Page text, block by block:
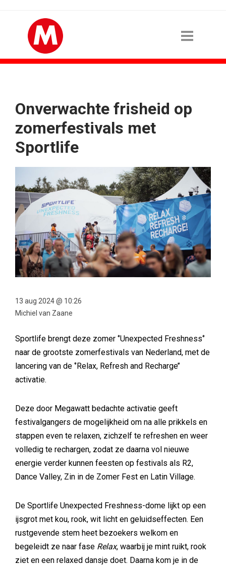
Onverwachte frisheid op
zomerfestivals met
Sportlife
13 aug 2024 @ 10:26
Michiel van Zaane
Sportlife brengt deze zomer ‘’Unexpected Freshness‘’
naar de grootste zomerfestivals van Nederland, met de
lancering van de ‘’Relax, Refresh and Recharge’’
activatie.
Deze door Megawatt bedachte activatie geeft
festivalgangers de mogelijkheid om na alle prikkels en
stappen even te relaxen, zichzelf te refreshen en weer
volledig te rechargen, zodat ze daarna vol nieuwe
energie verder kunnen feesten op festivals als R2,
Dance Valley, Zin in de Zomer Fest en Latin Village.
De Sportlife Unexpected Freshness-dome lijkt op een
ijsgrot met kou, rook, wit licht en geluidseffecten. Een
rustgevende stem heet bezoekers welkom en
begeleidt ze naar fase Relax, waarbij je mint ruikt, rook
ziet en een relaxed dansje doet. Daarna kom je in de